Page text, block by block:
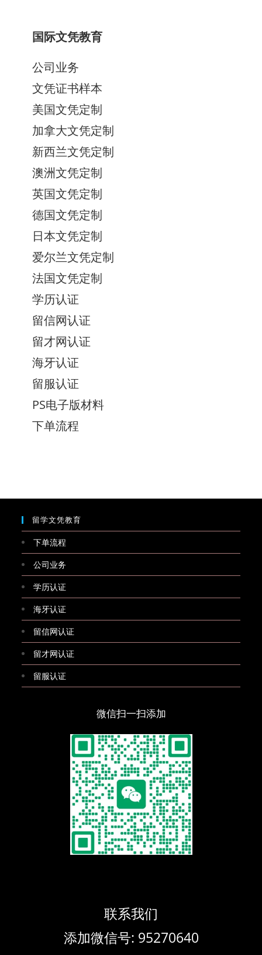
国际文凭教育
公司业务
文凭证书样本
美国文凭定制
加拿大文凭定制
新西兰文凭定制
澳洲文凭定制
英国文凭定制
德国文凭定制
日本文凭定制
爱尔兰文凭定制
法国文凭定制
学历认证
留信网认证
留才网认证
海牙认证
留服认证
PS电子版材料
下单流程
留学文凭教育
下单流程
公司业务
学历认证
海牙认证
留信网认证
留才网认证
留服认证
微信扫一扫添加
联系我们
添加微信号: 95270640